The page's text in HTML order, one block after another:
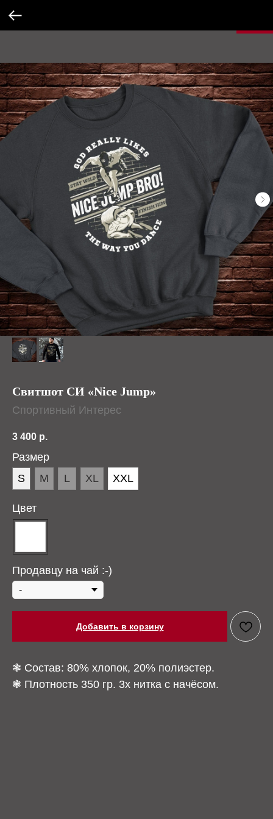
Свитшот СИ «Nice Jump»
Спортивный Интерес
3 400 р.
Размер
S
M L XL XXL
Цвет
Продавцу на чай :-)
Добавить в корзину
❃ Состав: 80% хлопок, 20% полиэстер.
❃ Плотность 350 гр. 3х нитка с начёсом.